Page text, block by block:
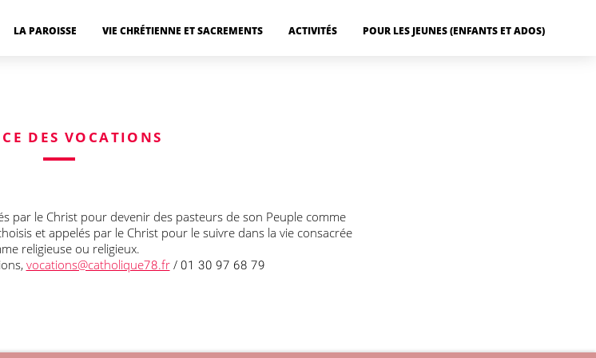
LA PAROISSE VIE CHRÉTIENNE ET SACREMENTS ACTIVITÉS POUR LES JEUNES (ENFANTS ET ADOS)
DES VOCATIONS
par le Christ pour devenir des pasteurs de son Peuple comme
et appelés par le Christ pour le suivre dans la vie consacrée
religieuse ou religieux.
vocations@catholique78.fr/ 01 30 97 68 79